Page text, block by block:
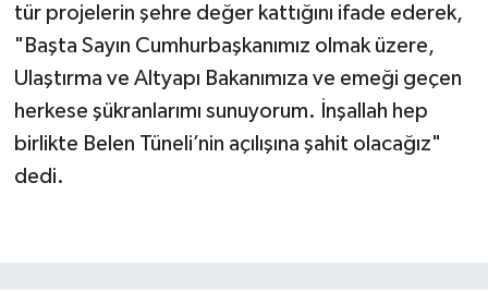
tür projelerin şehre değer kattığını ifade ederek,
"Başta Sayın Cumhurbaşkanımız olmak üzere,
Ulaştırma ve Altyapı Bakanımıza ve emeği geçen
herkese şükranlarımı sunuyorum. İnşallah hep
birlikte Belen Tüneli’nin açılışına şahit olacağız"
dedi.